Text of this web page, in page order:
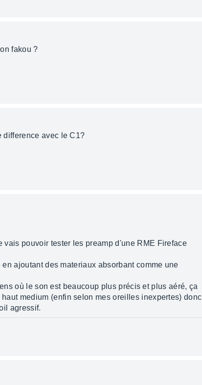
fakou ?
difference avec le C1?
vais pouvoir tester les preamp d'une RME Fireface
ajoutant des materiaux absorbant comme une
où le son est beaucoup plus précis et plus aéré, ça
medium (enfin selon mes oreilles inexpertes) donc
agressif.